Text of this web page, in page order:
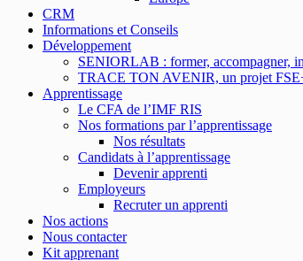
CRM
Informations et Conseils
Développement
SENIORLAB : former, accompagner,
TRACE TON AVENIR, un projet
Apprentissage
Le CFA de l’IMF RIS
Nos formations par l’apprentissage
Nos résultats
Candidats à l’apprentissage
Devenir apprenti
Employeurs
Recruter un apprenti
Nos actions
Nous contacter
Kit apprenant